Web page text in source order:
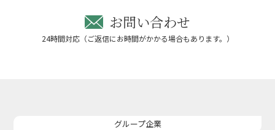
お問い合わせ
24時間対応（ご返信にお時間がかかる場合もあります。）
グループ企業